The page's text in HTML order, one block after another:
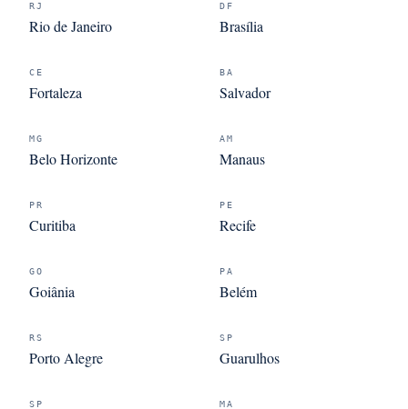
RJ
Rio de Janeiro
DF
Brasília
CE
Fortaleza
BA
Salvador
MG
Belo Horizonte
AM
Manaus
PR
Curitiba
PE
Recife
GO
Goiânia
PA
Belém
RS
Porto Alegre
SP
Guarulhos
SP MA